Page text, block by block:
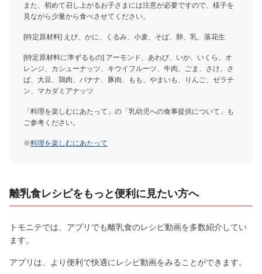
また、初めて召し上がるお子さまには注意が必要ですので、様子を
見ながら少量から食べさせてください。
[特定原材料] えび、かに、くるみ、小麦、そば、卵、乳、落花生
[特定原材料に準ずるもの] アーモンド、あわび、いか、いくら、オ
レンジ、カシューナッツ、キウイフルーツ、牛肉、ごま、さけ、さ
ば、大豆、鶏肉、バナナ、豚肉、もも、やまいも、りんご、ゼラチ
ン、マカダミアナッツ
「料理を楽しむにあたって」の「乳幼児への食事提供について」も
ご参考ください。
※料理を楽しむにあたって
離乳食レシピをもっと便利に見たい方へ
トモニテでは、アプリでも離乳食のレシピ動画を多数紹介してい
ます。
アプリは、より便利で快適にレシピ動画をみることができます。